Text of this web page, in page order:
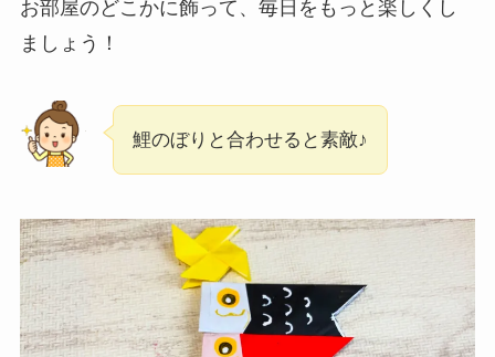
お部屋のどこかに飾って、毎日をもっと楽しくし
ましょう！
鯉のぼりと合わせると素敵♪